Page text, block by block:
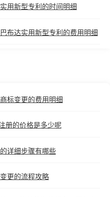
用新型专利的时间明细
布达实用新型专利的费用明细
标变更的费用明细
册的价格是多少呢
详细步骤有哪些
更的流程攻略